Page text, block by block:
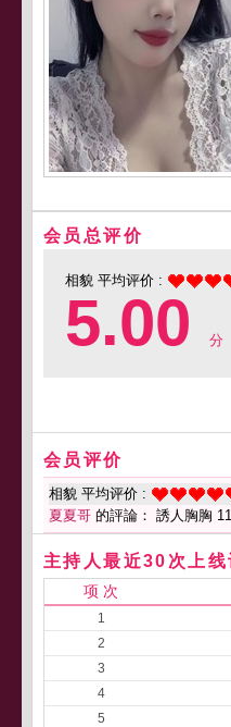
会员总评价
相貌 平均评价 :
5.00 分
会员评价
相貌 平均评价 :
夏夏哥 的評論： 誘人胸胸
主持人最近30次上线
项 次
1
2
3
4
5